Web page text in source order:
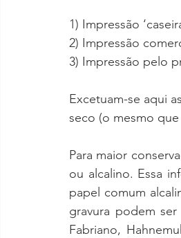
1) Impressão
2) Impressão
3) Impressão pelo
Excetuam-se aqui
seco (o mesmo
Para maior
ou alcalino. Essa
papel comum
gravura podem
Fabriano,